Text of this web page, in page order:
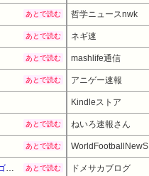
あとで読む 哲学ニュースnwk
あとで読む ネギ速
あとで読む mashlife通信
あとで読む アニゲー速報
Kindleストア
あとで読む ねいろ速報さん
あとで読む WorldFootballNewS
横浜F・マリノスMF三井寺眞が16歳で開幕スタメン出場し最年少記録更新 さらにデビュー戦でいきなりゴール あとで読む ドメサカブログ